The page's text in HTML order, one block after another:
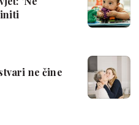
ne čine